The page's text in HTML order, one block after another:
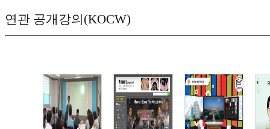
연관 공개강의(KOCW)